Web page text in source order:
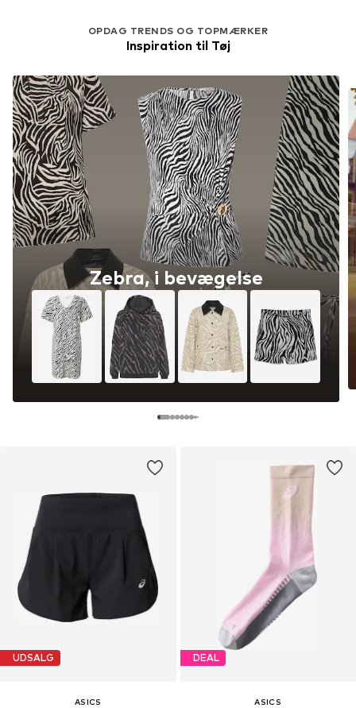
OPDAG TRENDS OG TOPMÆRKER
Inspiration til Tøj
Zebra, i bevægelse
UDSALG
ASICS
DEAL
ASICS